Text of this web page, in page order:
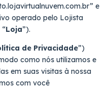
e
operado pelo Lojista
Loja”).
de Privacidade”)
como nós utilizamos e
em suas visitas à nossa
com você